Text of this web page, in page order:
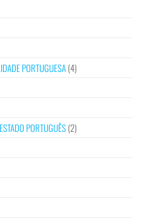
PORTUGUESA(4)
PORTUGUÊS(2)